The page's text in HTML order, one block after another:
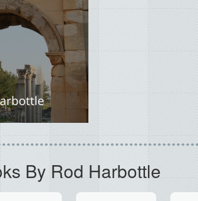
By Rod Harbottle